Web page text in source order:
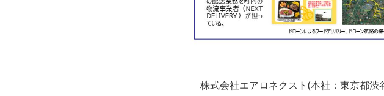
株式会社エアロネクスト(本社：東京都渋